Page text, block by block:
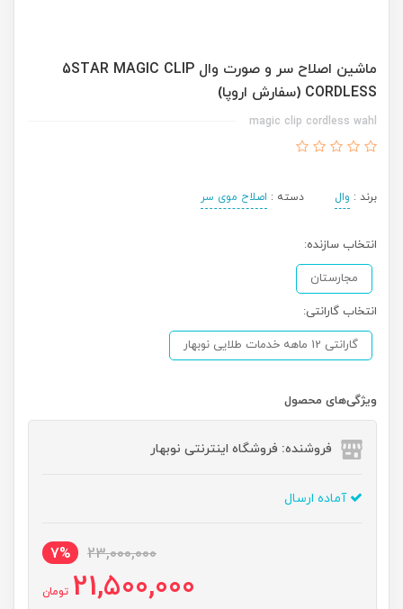
ماشین اصلاح سر و صورت وال 5STAR MAGIC CLIP
CORDLESS (سفارش اروپا)
magic clip cordless wahl
برند : وال دسته : اصلاح موی سر
انتخاب سازنده:
مجارستان
انتخاب گارانتی:
گارانتی 12 ماهه خدمات طلایی نوبهار
ویژگی‌های محصول
فروشنده: فروشگاه اینترنتی نوبهار
آماده ارسال
23,000,000
7%
21,500,000 تومان